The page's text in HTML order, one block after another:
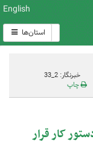
English
استان‌ها
خبرنگار: 2_33
چاپ
کار قرار